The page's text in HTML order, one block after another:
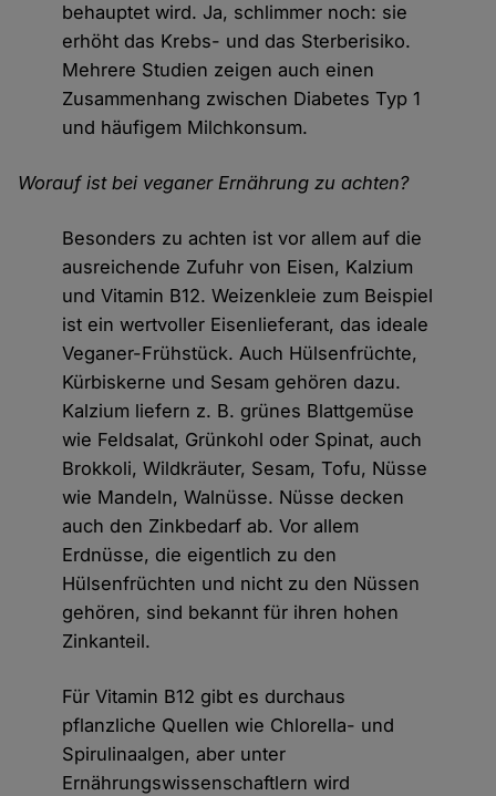
behauptet wird. Ja, schlimmer noch: sie
erhöht das Krebs- und das Sterberisiko.
Mehrere Studien zeigen auch einen
Zusammenhang zwischen Diabetes Typ 1
und häufigem Milchkonsum.
Worauf ist bei veganer Ernährung zu achten?
Besonders zu achten ist vor allem auf die
ausreichende Zufuhr von Eisen, Kalzium
und Vitamin B12. Weizenkleie zum Beispiel
ist ein wertvoller Eisenlieferant, das ideale
Veganer-Frühstück. Auch Hülsenfrüchte,
Kürbiskerne und Sesam gehören dazu.
Kalzium liefern z. B. grünes Blattgemüse
wie Feldsalat, Grünkohl oder Spinat, auch
Brokkoli, Wildkräuter, Sesam, Tofu, Nüsse
wie Mandeln, Walnüsse. Nüsse decken
auch den Zinkbedarf ab. Vor allem
Erdnüsse, die eigentlich zu den
Hülsenfrüchten und nicht zu den Nüssen
gehören, sind bekannt für ihren hohen
Zinkanteil.
Für Vitamin B12 gibt es durchaus
pflanzliche Quellen wie Chlorella- und
Spirulinaalgen, aber unter
Ernährungswissenschaftlern wird